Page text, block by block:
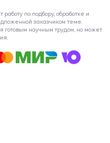
по подбору, обработке и
заказчиком теме.
готовым научным трудом, но может